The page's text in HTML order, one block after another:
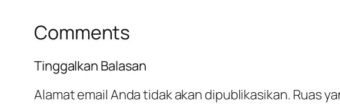
Comments
Tinggalkan Balasan
Alamat email Anda tidak akan dipublikasikan. Ruas